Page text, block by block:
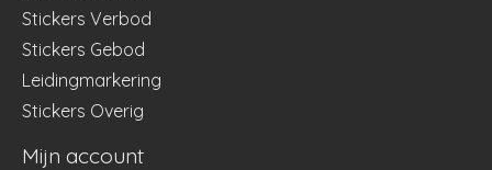
Stickers Verbod
Stickers Gebod
Leidingmarkering
Stickers Overig
Mijn account